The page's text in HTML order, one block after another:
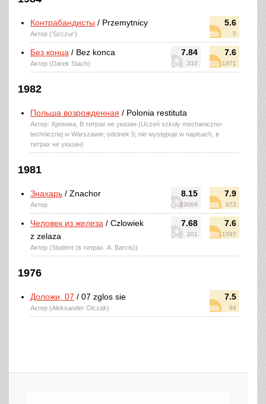
5.6
5
Контрабандисты / Przemytnicy
Актер ('Szczur')
7.84
310
7.6
1871
Без конца / Bez konca
Актер (Darek Stach)
1982
Польша возрожденная / Polonia restituta
Актер: Хроника, В титрах не указан (Uczeń szkoły mechaniczno-
technicznej w Warszawie; odcinek 5; nie występuje w napisach, в
титрах не указан)
1981
8.15
23069
7.9
873
Знахарь / Znachor
Актер
7.68
201
7.6
1597
Человек из железа / Czlowiek
z zelaza
Актер (Student (в титрах: A. Barcis))
1976
7.5
94
Доложи, 07 / 07 zglos sie
Актер (Aleksander Olczak)